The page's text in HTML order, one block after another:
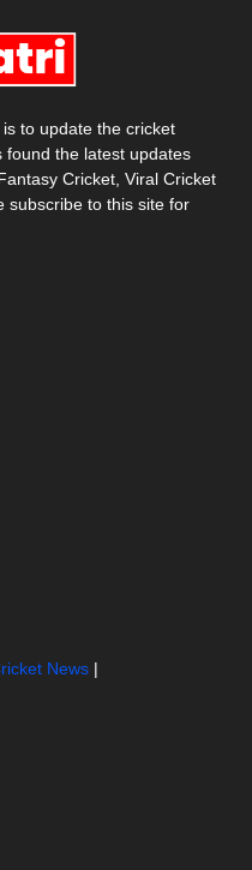
to update the cricket
found the latest updates
Cricket, Viral Cricket
subscribe to this site for
News |